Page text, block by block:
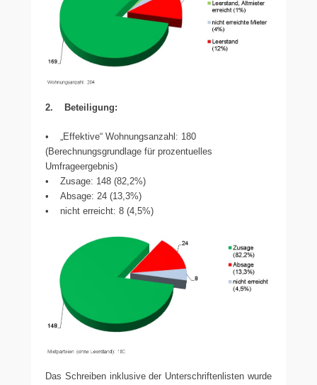
2. Beteiligung:
• „Effektive“ Wohnungsanzahl: 180
(Berechnungsgrundlage für prozentuelles
Umfrageergebnis)
• Zusage: 148 (82,2%)
• Absage: 24 (13,3%)
• nicht erreicht: 8 (4,5%)
Das Schreiben inklusive der Unterschriftenlisten wurde